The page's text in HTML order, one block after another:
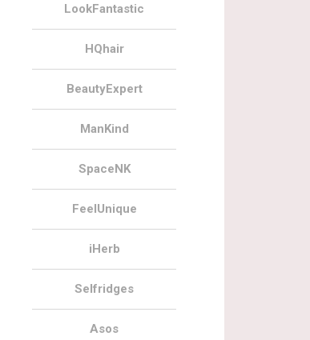
LookFantastic
HQhair
BeautyExpert
ManKind
SpaceNK
FeelUnique
iHerb
Selfridges
Asos